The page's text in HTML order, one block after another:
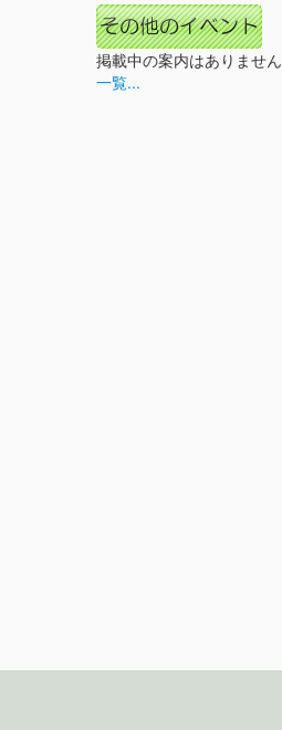
掲載中の案内はありません
一覧...